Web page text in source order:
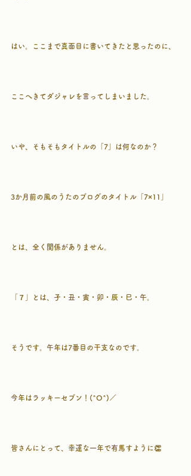
はい。ここまで真面目に書いてきたと思ったのに、
ここへきてダジャレを言ってしまいました。
いや、そもそもタイトルの「7」は何なのか？
3か月前の風のうたのブログのタイトル「7×11」
とは、全く関係がありません。
「７」とは、子・丑・寅・卯・辰・巳・午。
そうです。午年は7番目の干支なのです。
今年はラッキーセブン！(^O^)／
皆さんにとって、幸運な一年で有馬すように👏